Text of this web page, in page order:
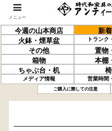
今週の山本商店 新
火鉢・煙草盆 トランク
その他 置物
箱物
本棚
ちゃぶ台・机
メディア情報 営業時間
ご購入に際しての注意
総桐材時代用箪笥
メニュー